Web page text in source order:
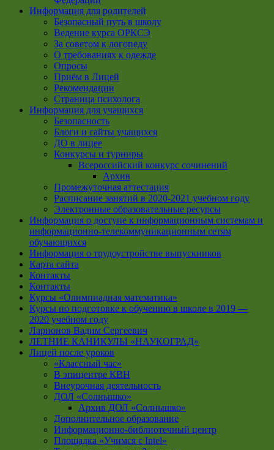
Информация для родителей
Безопасный путь в школу
Ведение курса ОРКСЭ
За советом к логопеду
О требованиях к одежде
Опросы
Приём в Лицей
Рекомендации
Страница психолога
Информация для учащихся
Безопасность
Блоги и сайты учащихся
ДО в лицее
Конкурсы и турниры
Всероссийский конкурс сочинений
Архив
Промежуточная аттестация
Расписание занятий в 2020-2021 учебном году
Электронные образовательные ресурсы
Информация о доступе к информационным системам и
информационно-телекоммуникационным сетям
обучающихся
Информация о трудоустройстве выпускников
Карта сайта
Контакты
Контакты
Курсы «Олимпиадная математика»
Курсы по подготовке к обучению в школе в 2019 —
2020 учебном году
Ларионов Вадим Сергеевич
ЛЕТНИЕ КАНИКУЛЫ «НАУКОГРАД»
Лицей после уроков
«Классный час»
В эпицентре КВН
Внеурочная деятельность
ДОЛ «Солнышко»
Архив ДОЛ «Солнышко»
Дополнительное образование
Информационно-библиотечный центр
Площадка «Учимся с Intel»